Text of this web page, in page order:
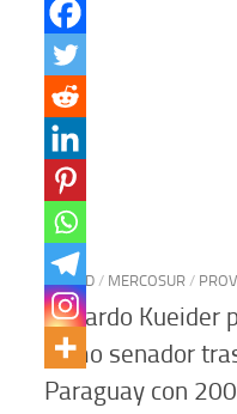
CIUDAD / MERCOSUR /
Edgardo Kueider
como senador
Paraguay con